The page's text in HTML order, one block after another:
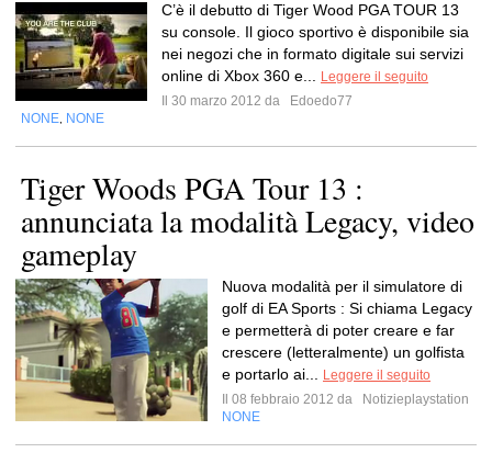
C’è il debutto di Tiger Wood PGA TOUR 13
su console. Il gioco sportivo è disponibile sia
nei negozi che in formato digitale sui servizi
online di Xbox 360 e...
Leggere il seguito
Il 30 marzo 2012 da
Edoedo77
NONE NONE
Tiger Woods PGA Tour 13 :
annunciata la modalità Legacy, video
gameplay
Nuova modalità per il simulatore di
golf di EA Sports : Si chiama Legacy
e permetterà di poter creare e far
crescere (letteralmente) un golfista
e portarlo ai...
Leggere il seguito
Il 08 febbraio 2012 da
Notizieplaystation
NONE